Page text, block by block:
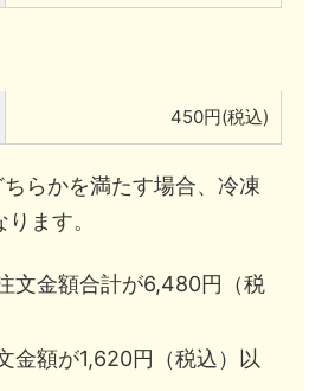
450円(税込)
かを満たす場合、冷凍
ます。
文金額合計が6,480円（税
金額が1,620円（税込）以